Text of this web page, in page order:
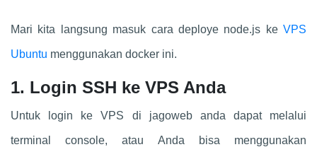
Mari kita langsung masuk cara deploye node.js ke VPS
Ubuntu menggunakan docker ini.
1. Login SSH ke VPS Anda
Untuk login ke VPS di jagoweb anda dapat melalui
terminal console, atau Anda bisa menggunakan